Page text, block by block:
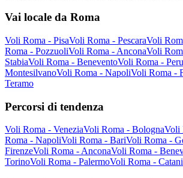
Vai locale da Roma
Voli Roma - PisaVoli Roma - PescaraVoli
Roma - PozzuoliVoli Roma - AnconaVoli
StabiaVoli Roma - BeneventoVoli Roma -
MontesilvanoVoli Roma - NapoliVoli Roma -
Teramo
Percorsi di tendenza
Voli Roma - VeneziaVoli Roma - BolognaVoli
Roma - NapoliVoli Roma - BariVoli Roma -
FirenzeVoli Roma - AnconaVoli Roma -
TorinoVoli Roma - PalermoVoli Roma -